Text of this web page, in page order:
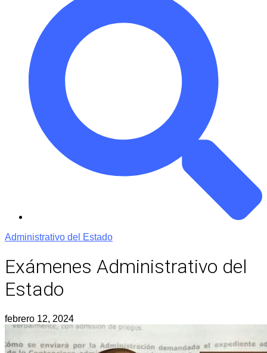
Administrativo del Estado
Exámenes Administrativo del
Estado
febrero 12, 2024